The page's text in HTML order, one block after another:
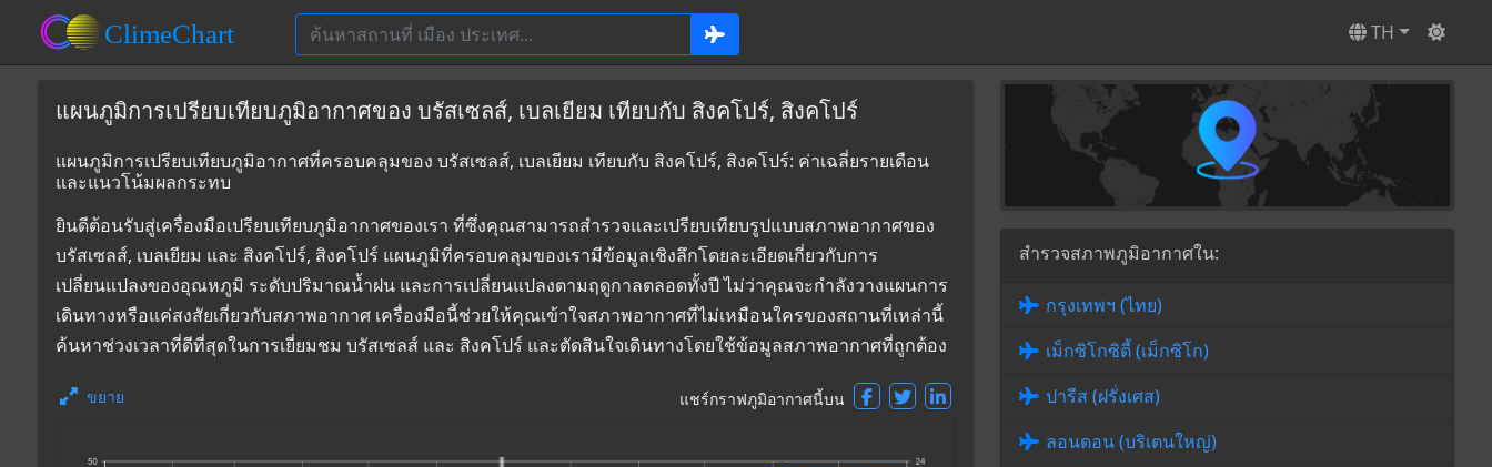
TH
แผนภูมิการเปรียบเทียบภูมิอากาศของ บรัสเซลส์, เบลเยียม เทียบกับ สิงคโปร์, สิงคโปร์
แผนภูมิการเปรียบเทียบภูมิอากาศที่ครอบคลุมของ บรัสเซลส์, เบลเยียม เทียบกับ สิงคโปร์, สิงคโปร์: ค่าเฉลี่ยรายเดือน
และแนวโน้มผลกระทบ
ยินดีต้อนรับสู่เครื่องมือเปรียบเทียบภูมิอากาศของเรา ที่ซึ่งคุณสามารถสำรวจและเปรียบเทียบรูปแบบสภาพอากาศของ
บรัสเซลส์, เบลเยียม และ สิงคโปร์, สิงคโปร์ แผนภูมิที่ครอบคลุมของเรามีข้อมูลเชิงลึกโดยละเอียดเกี่ยวกับการ
เปลี่ยนแปลงของอุณหภูมิ ระดับปริมาณน้ำฝน และการเปลี่ยนแปลงตามฤดูกาลตลอดทั้งปี ไม่ว่าคุณจะกำลังวางแผนการ
เดินทางหรือแค่สงสัยเกี่ยวกับสภาพอากาศ เครื่องมือนี้ช่วยให้คุณเข้าใจสภาพอากาศที่ไม่เหมือนใครของสถานที่เหล่านี้
ค้นหาช่วงเวลาที่ดีที่สุดในการเยี่ยมชม บรัสเซลส์ และ สิงคโปร์ และตัดสินใจเดินทางโดยใช้ข้อมูลสภาพอากาศที่ถูกต้อง
ขยาย แชร์กราฟภูมิอากาศนี้บน
สำรวจสภาพภูมิอากาศใน:
กรุงเทพฯ (ไทย)
เม็กซิโกซิตี้ (เม็กซิโก)
ปารีส (ฝรั่งเศส)
ลอนดอน (บริเตนใหญ่)